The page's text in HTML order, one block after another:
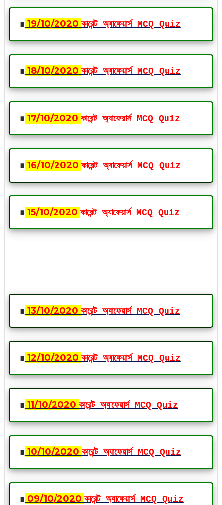
∎ 19/10/2020 কারেন্ট অ্যাফেয়ার্স MCQ Quiz
∎ 18/10/2020 কারেন্ট অ্যাফেয়ার্স MCQ Quiz
∎ 17/10/2020 কারেন্ট অ্যাফেয়ার্স MCQ Quiz
∎ 16/10/2020 কারেন্ট অ্যাফেয়ার্স MCQ Quiz
∎ 15/10/2020 কারেন্ট অ্যাফেয়ার্স MCQ Quiz
∎ 13/10/2020 কারেন্ট অ্যাফেয়ার্স MCQ Quiz
∎ 12/10/2020 কারেন্ট অ্যাফেয়ার্স MCQ Quiz
∎ 11/10/2020 কারেন্ট অ্যাফেয়ার্স MCQ Quiz
∎ 10/10/2020 কারেন্ট অ্যাফেয়ার্স MCQ Quiz
∎ 09/10/2020 কারেন্ট অ্যাফেয়ার্স MCQ Quiz